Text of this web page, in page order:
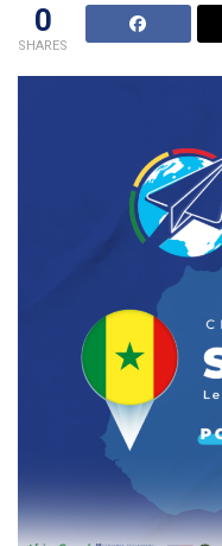
0
SHARES